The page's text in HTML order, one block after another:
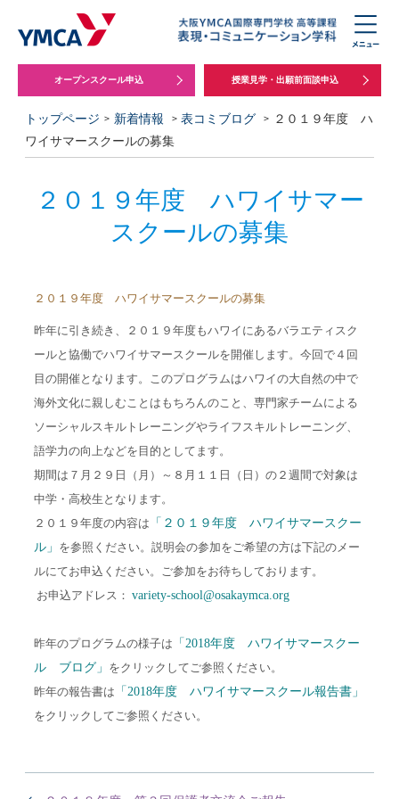
オープンスクール申込 授業見学・出願前面談申込
トップページ 新着情報 表コミブログ
２０１９年度 ハ
ワイサマースクールの募集
２０１９年度 ハワイサマー
スクールの募集
２０１９年度 ハワイサマースクールの募集
昨年に引き続き、２０１９年度もハワイにあるバラエティスク
ールと協働でハワイサマースクールを開催します。今回で４回
目の開催となります。このプログラムはハワイの大自然の中で
海外文化に親しむことはもちろんのこと、専門家チームによる
ソーシャルスキルトレーニングやライフスキルトレーニング、
語学力の向上などを目的としてます。
期間は７月２９日（月）～８月１１日（日）の２週間で対象は
中学・高校生となります。
２０１９年度の内容は 「２０１９年度 ハワイサマースクー
ル」 を参照ください。説明会の参加をご希望の方は下記のメー
ルにてお申込ください。ご参加をお待ちしております。
お申込アドレス： variety-school@osakaymca.org
昨年のプログラムの様子は 「2018年度 ハワイサマースクー
ル ブログ」 をクリックしてご参照ください。
昨年の報告書は 「2018年度 ハワイサマースクール報告書」
をクリックしてご参照ください。